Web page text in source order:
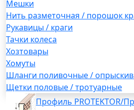
Мешки
Нить разметочная / порошок
Рукавицы / краги
Тачки колеса
Хозтовары
Хомуты
Шланги поливочные /
Щетки половые / тротуарные
Профиль PROTEKTOR/